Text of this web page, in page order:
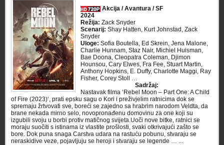
Akcija / Avantura / SF
2024
Režija: Zack Snyder
Scenarij: Shay Hatten, Kurt Johnstad, Zack
Snyder
Uloge: Sofia Boutella, Ed Skrein, Jena Malone,
Charlie Hunnam, Staz Nair, Michiel Huisman,
Bae Doona, Cleopatra Coleman, Djimon
Hounsou, Cary Elwes, Fra Fee, Stuart Martin,
Anthony Hopkins, E. Duffy, Charlotte Maggi, Ray
Fisher, Corey Stoll …
Sadržaj:
Nastavak filma ‘Rebel Moon – Part One: A Child
of Fire (2023)‘, prati epsku sagu o Kori i preživjelim ratnicima dok se
spremaju žrtvovati sve, boreći se zajedno sa hrabrim narodom Veldta, da
brane nekada mirno selo, novopronađenu domovinu za one koji su
izgubili svoju u borbi protiv matičnog svijeta.Uoči nove bitke, ratnici se
moraju suočiti s istinama iz vlastite prošlosti, svaki otkrivajući zašto se
bore. Dok puna snaga Carstva udara na rastuću pobunu, stvaraju se
neraskidive veze, pojavljuju se heroji i stvaraju se legende … ...